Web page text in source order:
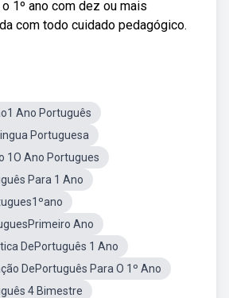
1º ano com dez ou mais
com todo cuidado pedagógico.
Ano Português
Portuguesa
1O Ano Portugues
Para 1 Ano
Ano
DePortuguês 1 Ano
DePortuguês Para O 1º Ano
4 Bimestre